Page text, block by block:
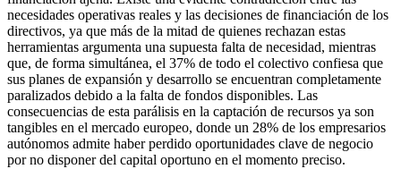
necesidades operativas reales y las decisiones de financiación de los
directivos, ya que más de la mitad de quienes rechazan estas
herramientas argumenta una supuesta falta de necesidad, mientras
que, de forma simultánea, el 37% de todo el colectivo confiesa que
sus planes de expansión y desarrollo se encuentran completamente
paralizados debido a la falta de fondos disponibles. Las
consecuencias de esta parálisis en la captación de recursos ya son
tangibles en el mercado europeo, donde un 28% de los empresarios
autónomos admite haber perdido oportunidades clave de negocio
por no disponer del capital oportuno en el momento preciso.